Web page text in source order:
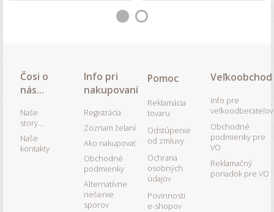
Čosi o
nás...
Naše
story...
Naše
kontakty
Info pri
nakupovaní
Registrácia
Zoznam želaní
Ako nakupovať
Obchodné
podmienky
Alternatívne
riešenie
sporov
Pomoc
Reklamácia
tovaru
Odstúpenie
od zmluvy
Ochrana
osobných
údajov
Povinnosti
e-shopov
Veľkoobchod
Info pre
veľkoodberateľov
Obchodné
podmienky pre
VO
Reklamačný
poriadok pre VO